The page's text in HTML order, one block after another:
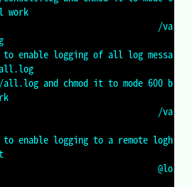
/va
to enable logging of all log messa
and chmod it to mode 600 b
/va
to enable logging to a remote logh
@lo